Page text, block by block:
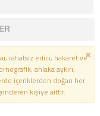
rahatsız edici, hakaret ve
ahlaka aykırı,
içeriklerden doğan her
kişiye aittir.